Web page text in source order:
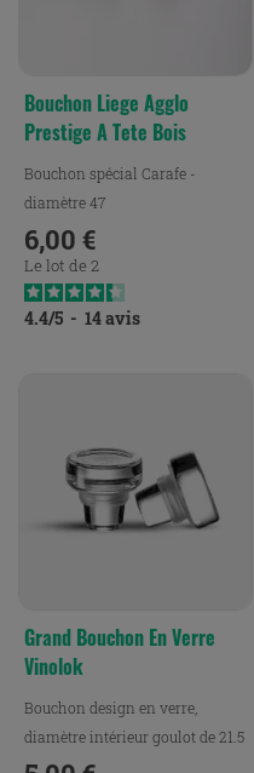
Bouchon Liege Agglo
Prestige A Tete Bois
Bouchon spécial Carafe -
diamètre 47
Prix
6,00 €
Le lot de 2
4.4/5 - 14avis
Grand Bouchon En Verre
Vinolok
Bouchon design en verre,
diamètre intérieur goulot de 21.5
mm.